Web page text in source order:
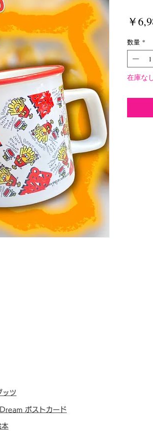
￥
数量 *
在庫な
ッツ
ポストカード
本